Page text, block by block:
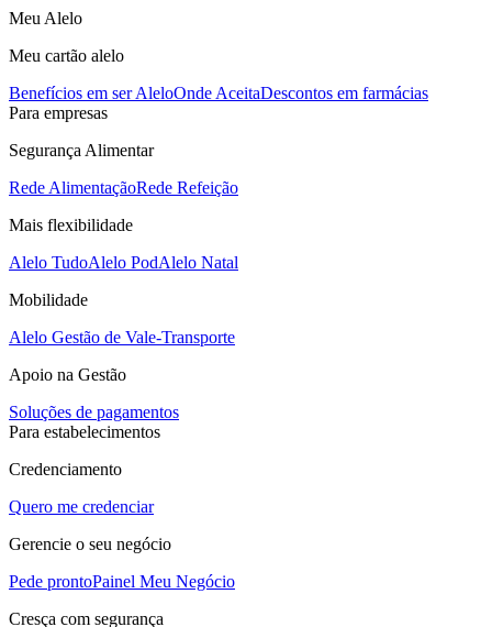
Meu Alelo
Meu cartão alelo
Benefícios em ser AleloOnde AceitaDescontos em farmácias
Para empresas
Segurança Alimentar
Rede AlimentaçãoRede Refeição
Mais flexibilidade
Alelo TudoAlelo PodAlelo Natal
Mobilidade
Alelo Gestão de Vale-Transporte
Apoio na Gestão
Soluções de pagamentos
Para estabelecimentos
Credenciamento
Quero me credenciar
Gerencie o seu negócio
Pede prontoPainel Meu Negócio
Cresça com segurança